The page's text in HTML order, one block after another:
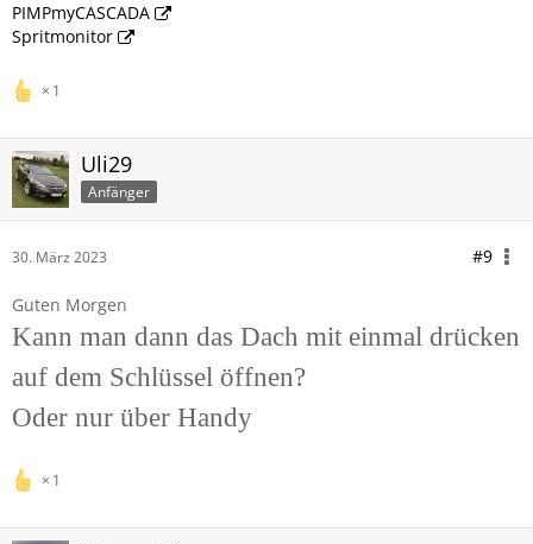
PIMPmyCASCADA
Spritmonitor
1
Uli29
Anfänger
30. März 2023 #9
Guten Morgen
Kann man dann das Dach mit einmal drücken
auf dem Schlüssel öffnen?
Oder nur über Handy
1